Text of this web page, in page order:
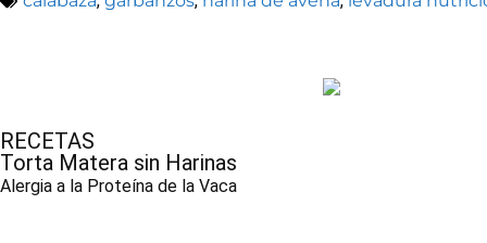
RECETAS
Torta Matera sin Harinas
Alergia a la Proteína de la Vaca